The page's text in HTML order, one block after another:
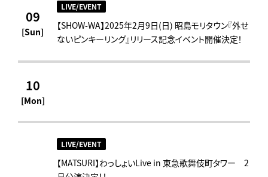
09
[Sun]
LIVE/EVENT
【SHOW-WA】2025年2月9日(日) 昭島モリタウン『外せ
ないピンキーリング』リリース記念イベント開催決定！
10
[Mon]
LIVE/EVENT
【MATSURI】わっしょいLive in 東急歌舞伎町タワー 2